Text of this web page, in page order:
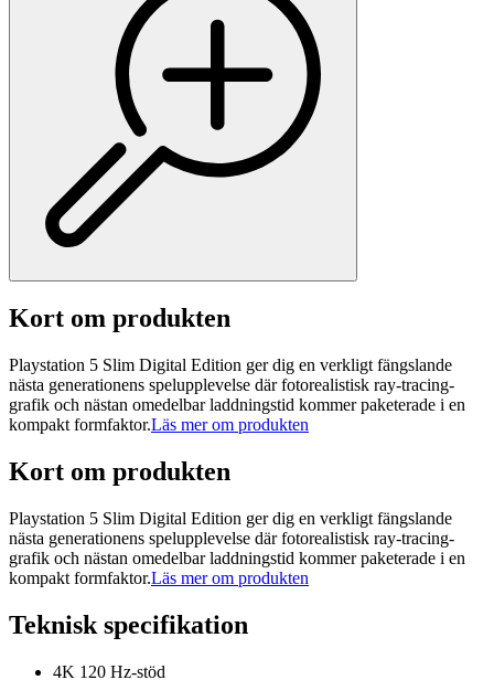
Kort om produkten
Playstation 5 Slim Digital Edition ger dig en verkligt fängslande
nästa generationens spelupplevelse där fotorealistisk ray-tracing-
grafik och nästan omedelbar laddningstid kommer paketerade i en
kompakt formfaktor.Läs mer om produkten
Kort om produkten
Playstation 5 Slim Digital Edition ger dig en verkligt fängslande
nästa generationens spelupplevelse där fotorealistisk ray-tracing-
grafik och nästan omedelbar laddningstid kommer paketerade i en
kompakt formfaktor.Läs mer om produkten
Teknisk specifikation
4K 120 Hz-stöd